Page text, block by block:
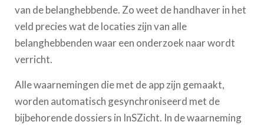
van de belanghebbende. Zo weet de handhaver in het
veld precies wat de locaties zijn van alle
belanghebbenden waar een onderzoek naar wordt
verricht.
Alle waarnemingen die met de app zijn gemaakt,
worden automatisch gesynchroniseerd met de
bijbehorende dossiers in InSZicht. In de waarneming